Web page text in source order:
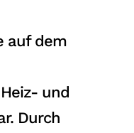
auf dem
und
Durch